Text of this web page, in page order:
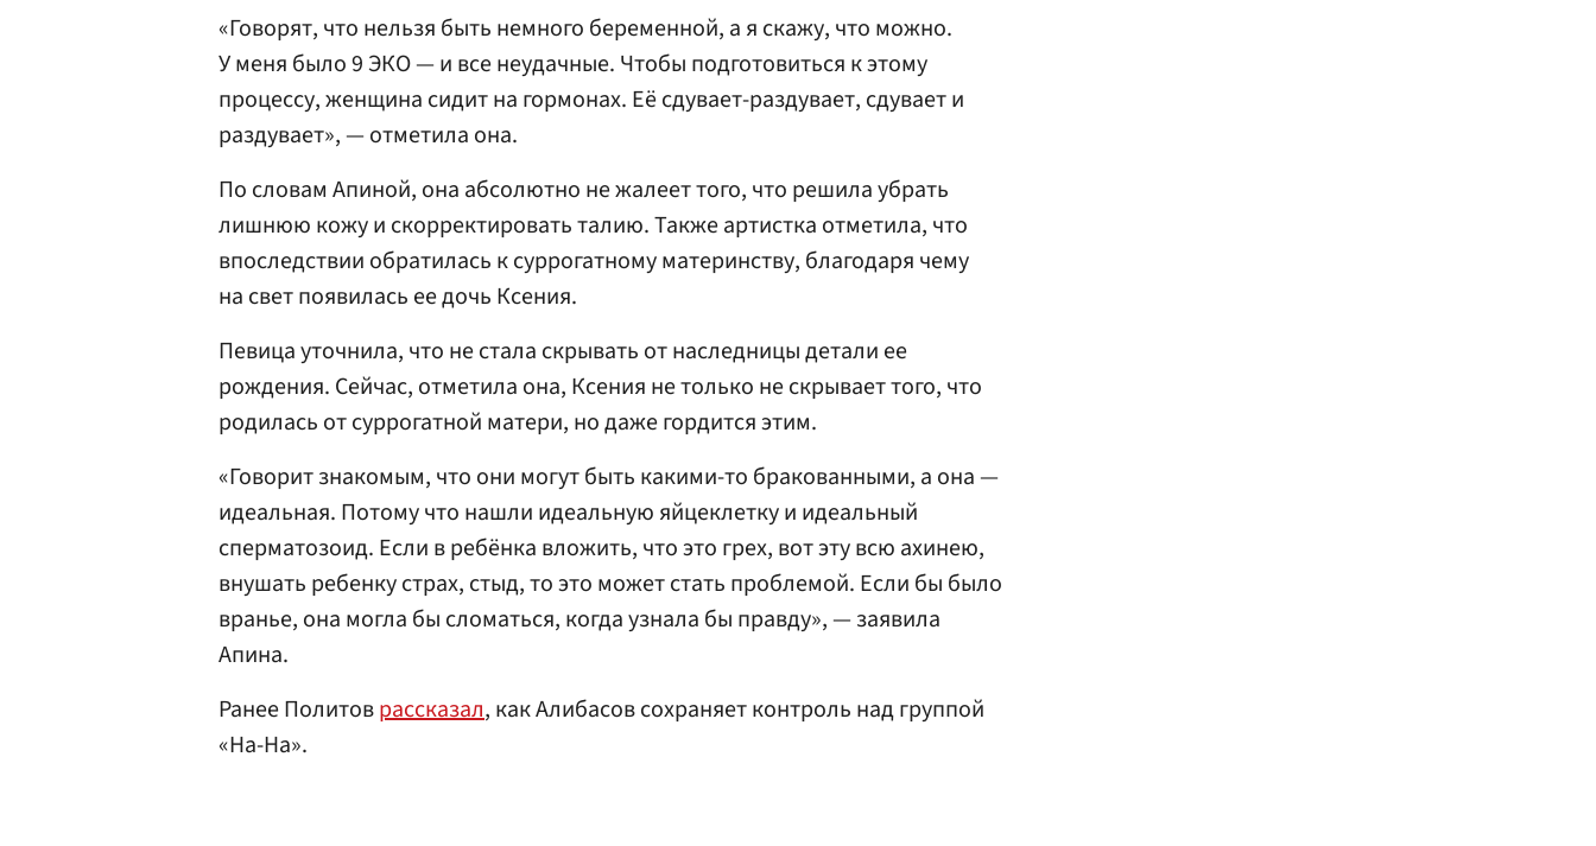
«Говорят, что нельзя быть немного беременной, а я скажу, что можно.
У меня было 9 ЭКО — и все неудачные. Чтобы подготовиться к этому
процессу, женщина сидит на гормонах. Её сдувает-раздувает, сдувает и
раздувает», — отметила она.
По словам Апиной, она абсолютно не жалеет того, что решила убрать
лишнюю кожу и скорректировать талию. Также артистка отметила, что
впоследствии обратилась к суррогатному материнству, благодаря чему
на свет появилась ее дочь Ксения.
Певица уточнила, что не стала скрывать от наследницы детали ее
рождения. Сейчас, отметила она, Ксения не только не скрывает того, что
родилась от суррогатной матери, но даже гордится этим.
«Говорит знакомым, что они могут быть какими-то бракованными, а она —
идеальная. Потому что нашли идеальную яйцеклетку и идеальный
сперматозоид. Если в ребёнка вложить, что это грех, вот эту всю ахинею,
внушать ребенку страх, стыд, то это может стать проблемой. Если бы было
вранье, она могла бы сломаться, когда узнала бы правду», — заявила
Апина.
Ранее Политоврассказал, как Алибасов сохраняет контроль над группой
«На-На».